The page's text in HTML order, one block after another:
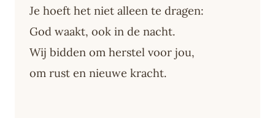
Je hoeft het niet alleen te dragen:
God waakt, ook in de nacht.
Wij bidden om herstel voor jou,
om rust en nieuwe kracht.